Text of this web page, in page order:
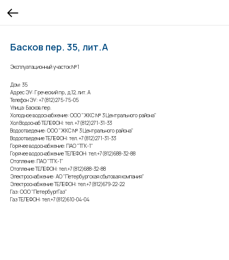
Басков пер. 35, лит.А
Эксплуатационный участок №1
Дом: 35
Адрес ЭУ: Греческий пр., д.12, лит. А
Телефон ЭУ: +7(812)275-75-05
Улица: Басков пер.
Холодное водоснабжение: ООО "ЖКС № 3 Центрального района"
Хол Водоснаб ТЕЛЕФОН: тел. +7(812)271-31-33
Водоотведение: ООО "ЖКС № 3 Центрального района"
Водоотведение ТЕЛЕФОН: тел. +7(812)271-31-33
Горячее водоснабжение: ПАО "ТГК-1"
Горячее водоснабжение ТЕЛЕФОН: тел.+7(812)688-32-88
Отопление: ПАО "ТГК-1"
Отопление ТЕЛЕФОН: тел.+7(812)688-32-88
Электроснабжение: АО "Петербургская сбытовая компания"
Электроснабжение ТЕЛЕФОН: тел.+7(812)679-22-22
Газ: ООО "ПетербургГаз"
Газ ТЕЛЕФОН: тел.+7(812)610-04-04